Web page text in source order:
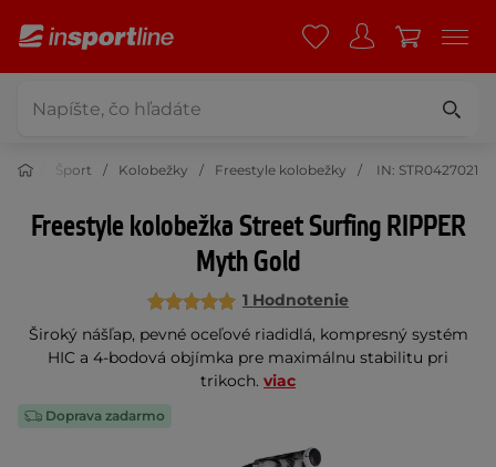
Šport Kolobežky Freestyle kolobežky IN: STR0427021
Freestyle kolobežka Street Surfing RIPPER
Myth Gold
1 Hodnotenie
Široký nášľap, pevné oceľové riadidlá, kompresný systém
HIC a 4-bodová objímka pre maximálnu stabilitu pri
trikoch. viac
Doprava zadarmo